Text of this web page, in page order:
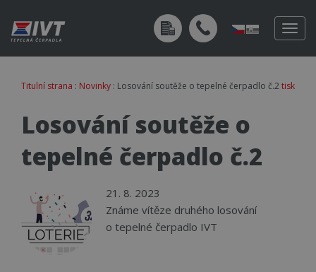
tisk
Titulní strana : Novinky : Losování soutěže o tepelné čerpadlo č.2
Losování soutěže o
tepelné čerpadlo č.2
21. 8. 2023
Známe vítěze druhého losování
o tepelné čerpadlo IVT